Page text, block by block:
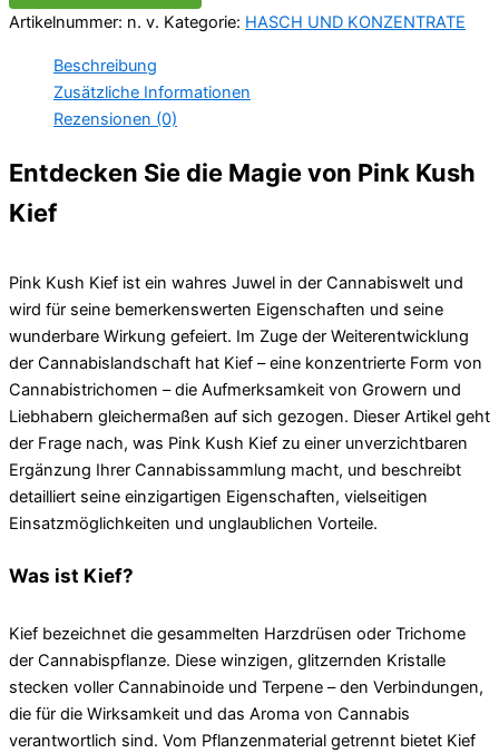
Artikelnummer: n. v. Kategorie: HASCH UND KONZENTRATE
Beschreibung
Zusätzliche Informationen
Rezensionen (0)
Entdecken Sie die Magie von Pink Kush
Kief
Pink Kush Kief ist ein wahres Juwel in der Cannabiswelt und
wird für seine bemerkenswerten Eigenschaften und seine
wunderbare Wirkung gefeiert. Im Zuge der Weiterentwicklung
der Cannabislandschaft hat Kief – eine konzentrierte Form von
Cannabistrichomen – die Aufmerksamkeit von Growern und
Liebhabern gleichermaßen auf sich gezogen. Dieser Artikel geht
der Frage nach, was Pink Kush Kief zu einer unverzichtbaren
Ergänzung Ihrer Cannabissammlung macht, und beschreibt
detailliert seine einzigartigen Eigenschaften, vielseitigen
Einsatzmöglichkeiten und unglaublichen Vorteile.
Was ist Kief?
Kief bezeichnet die gesammelten Harzdrüsen oder Trichome
der Cannabispflanze. Diese winzigen, glitzernden Kristalle
stecken voller Cannabinoide und Terpene – den Verbindungen,
die für die Wirksamkeit und das Aroma von Cannabis
verantwortlich sind. Vom Pflanzenmaterial getrennt bietet Kief